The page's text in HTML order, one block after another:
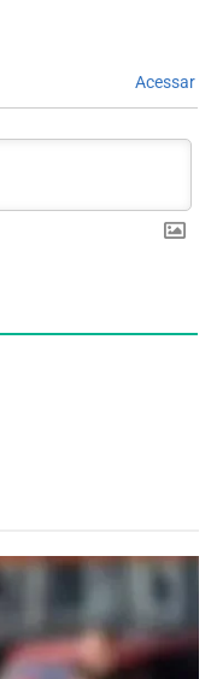
Acessar